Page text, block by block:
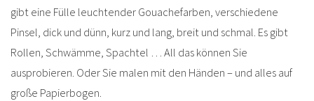
gibt eine Fülle leuchtender Gouachefarben, verschiedene
Pinsel, dick und dünn, kurz und lang, breit und schmal. Es gibt
Rollen, Schwämme, Spachtel … All das können Sie
ausprobieren. Oder Sie malen mit den Händen – und alles auf
große Papierbogen.